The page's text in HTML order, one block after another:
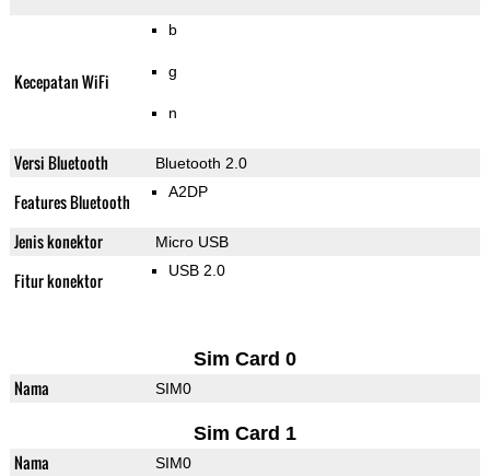
Kecepatan WiFi
b
g
n
Versi Bluetooth Bluetooth 2.0
Features Bluetooth A2DP
Jenis konektor Micro USB
Fitur konektor USB 2.0
Sim Card 0
Nama SIM0
Sim Card 1
Nama SIM0